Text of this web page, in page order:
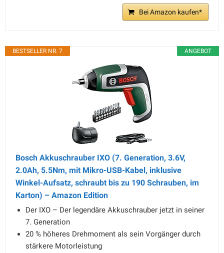
Bei Amazon kaufen*
ANGEBOT
BESTSELLER NR. 7
Bosch Akkuschrauber IXO (7. Generation, 3.6V,
2.0Ah, 5.5Nm, mit Mikro-USB-Kabel, inklusive
Winkel-Aufsatz, schraubt bis zu 190 Schrauben, im
Karton) – Amazon Edition
Der IXO – Der legendäre Akkuschrauber jetzt in seiner
7. Generation
20 % höheres Drehmoment als sein Vorgänger durch
stärkere Motorleistung